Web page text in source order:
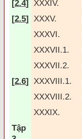
[2.4] XXXIV.
[2.5] XXXV.
XXXVI.
XXXVII.1.
XXXVII.2.
[2.6] XXXVIII.1.
XXXVIII.2.
XXXIX.
Tập